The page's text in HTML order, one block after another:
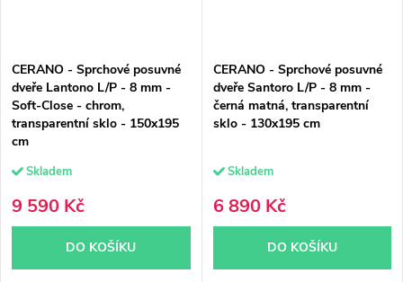
CERANO - Sprchové posuvné
dveře Lantono L/P - 8 mm -
Soft-Close - chrom,
transparentní sklo - 150x195
cm
Skladem
9 590 Kč
DO KOŠÍKU
CERANO - Sprchové posuvné
dveře Santoro L/P - 8 mm -
černá matná, transparentní
sklo - 130x195 cm
Skladem
6 890 Kč
DO KOŠÍKU